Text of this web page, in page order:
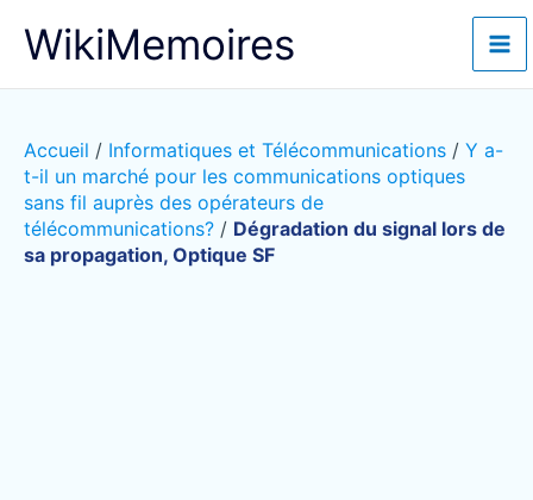
WikiMemoires
Accueil / Informatiques et Télécommunications / Y a-
t-il un marché pour les communications optiques
sans fil auprès des opérateurs de
télécommunications? / Dégradation du signal lors de
sa propagation, Optique SF